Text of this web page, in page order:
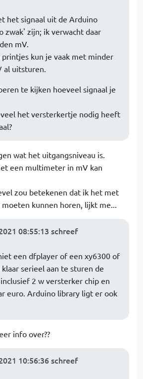
het signaal uit de Arduino
zwak' zijn; ik verwacht daar
mV.
printjes kun je vaak met minder
al uitsturen.
te kijken hoeveel signaal je
het versterkertje nodig heeft
wat het uitgangsniveau is.
een multimeter in mV kan
zou betekenen dat ik het met
kunnen horen, lijkt me...
08:55:13 schreef
een dfplayer of een xy6300 of
serieel aan te sturen de
2 w versterker chip en
euro. Arduino library ligt er ook
info over??
10:56:36 schreef